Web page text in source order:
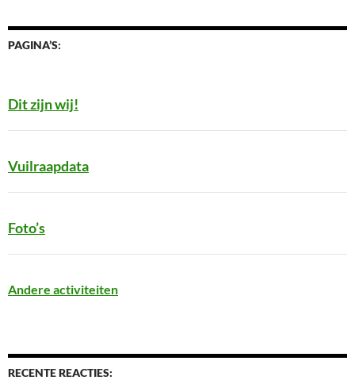
PAGINA’S:
Dit zijn wij!
Vuilraapdata
Foto’s
Andere activiteiten
RECENTE REACTIES: